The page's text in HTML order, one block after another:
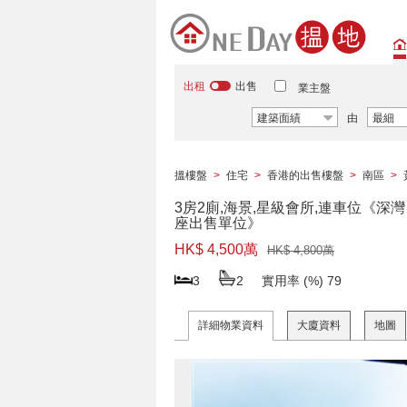
出租 出售 業主盤
建築面績 由 最細
搵樓盤 > 住宅 > 香港的出售樓盤 > 南區 >
3房2廁,海景,星級會所,連車位《深
座出售單位》
HK$ 4,500萬
HK$ 4,800萬
3 2 實用率 (%) 79
詳細物業資料 大廈資料 地圖